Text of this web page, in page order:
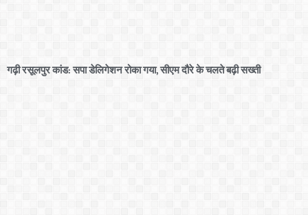
गढ़ी रसूलपुर कांड: सपा डेलिगेशन रोका गया, सीएम दौरे के चलते बढ़ी सख्ती